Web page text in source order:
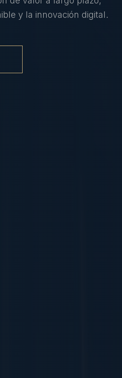
y la innovación digital.